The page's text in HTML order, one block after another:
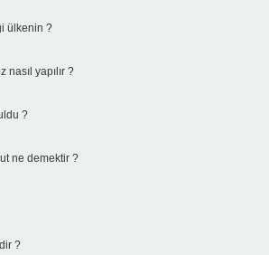
ülkenin ?
nasıl yapılır ?
?
ne demektir ?
?